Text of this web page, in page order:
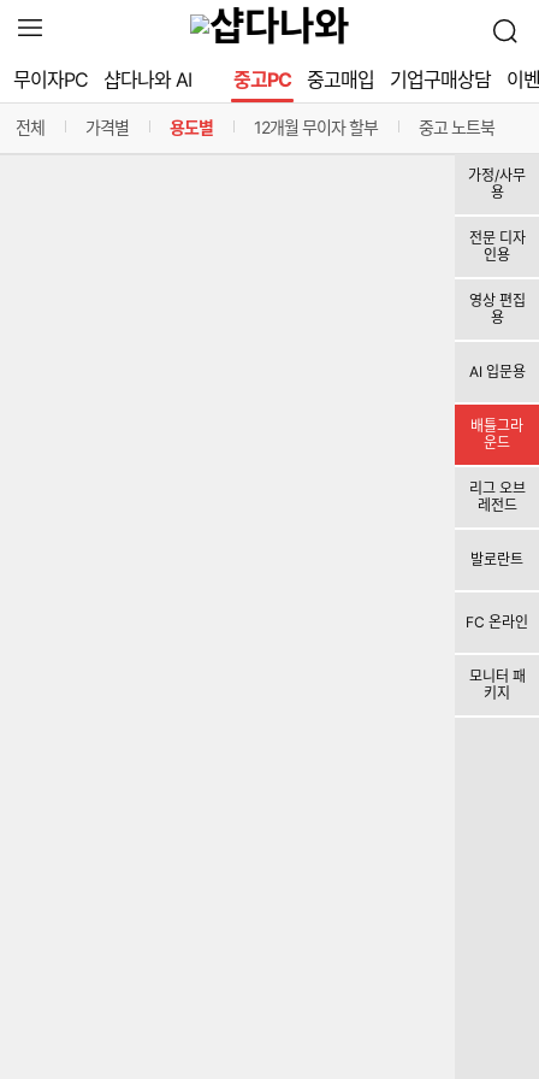
역
열
검
색
무이자PC
샵다나와 AI 중고PC 중고매입 기업구매상담 이
전체
선
가격별
구분선
용도별
구분선
12개월 무이자 할부
구분선
중고 노트북
가정/사무
용
전문 디자
인용
영상 편집
용
AI 입문용
배틀그라
운드
리그 오브
레전드
발로란트
FC 온라인
모니터 패
키지